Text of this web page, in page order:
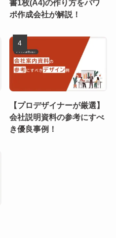
書1枚(A4)の作り方をパワ
ポ作成会社が解説！
【プロデザイナーが厳選】
会社説明資料の参考にすべ
き優良事例！